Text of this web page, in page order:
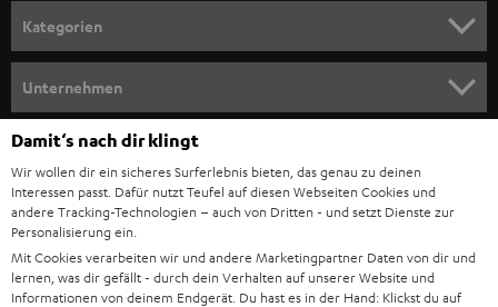
n
m
e
l
d
u
n
g
Kategorien
HEIMKINO-KOMPLETTANLAGEN
SOUNDBAR
HIFI-LAUTSPRECHER
SMART HOME
Unternehmen
SUPPORT
KARRIERE
PRESSE & MARKETING
GESCHÄFTSKUNDEN
Teufel Onlineshops
DEUTSCHLAND
ÖSTERREICH
Damit‘s nach dir klingt
Wir wollen dir ein sicheres Surferlebnis bieten, das genau zu deinen
Interessen passt. Dafür nutzt Teufel auf diesen Webseiten Cookies und
andere Tracking-Technologien – auch von Dritten - und setzt Dienste zur
Personalisierung ein.
Mit Cookies verarbeiten wir und andere Marketingpartner Daten von dir und
lernen, was dir gefällt - durch dein Verhalten auf unserer Website und
Informationen von deinem Endgerät. Du hast es in der Hand: Klickst du auf